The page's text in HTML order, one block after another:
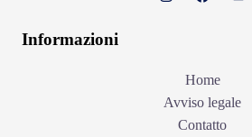
Informazioni
Home
Avviso legale
Contatto